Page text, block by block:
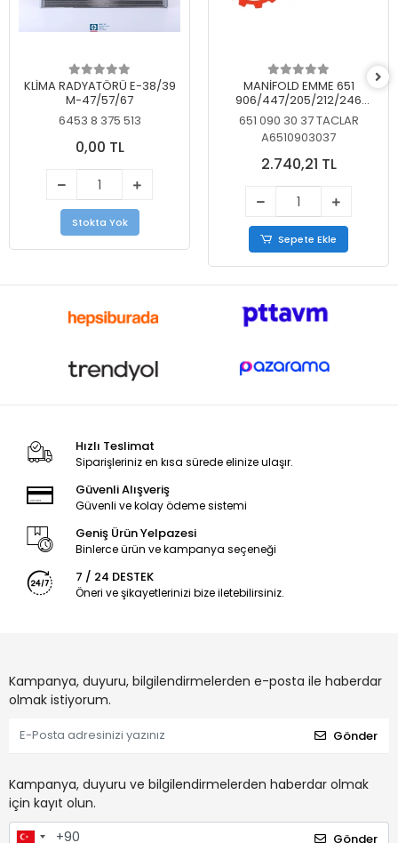
KLİMA RADYATÖRÜ E-38/39
M-47/57/67
6453 8 375 513
0,00 TL
Stokta Yok
MANİFOLD EMME 651
906/447/205/212/246
KELEBEKSİZ
651 090 30 37 TACLAR
A6510903037
2.740,21 TL
Sepete Ekle
Hızlı Teslimat
Siparişleriniz en kısa sürede elinize ulaşır.
Güvenli Alışveriş
Güvenli ve kolay ödeme sistemi
Geniş Ürün Yelpazesi
Binlerce ürün ve kampanya seçeneği
7 / 24 DESTEK
Öneri ve şikayetlerinizi bize iletebilirsiniz.
Kampanya, duyuru, bilgilendirmelerden e-posta ile haberdar
olmak istiyorum.
Gönder
Kampanya, duyuru ve bilgilendirmelerden haberdar olmak
için kayıt olun.
Gönder